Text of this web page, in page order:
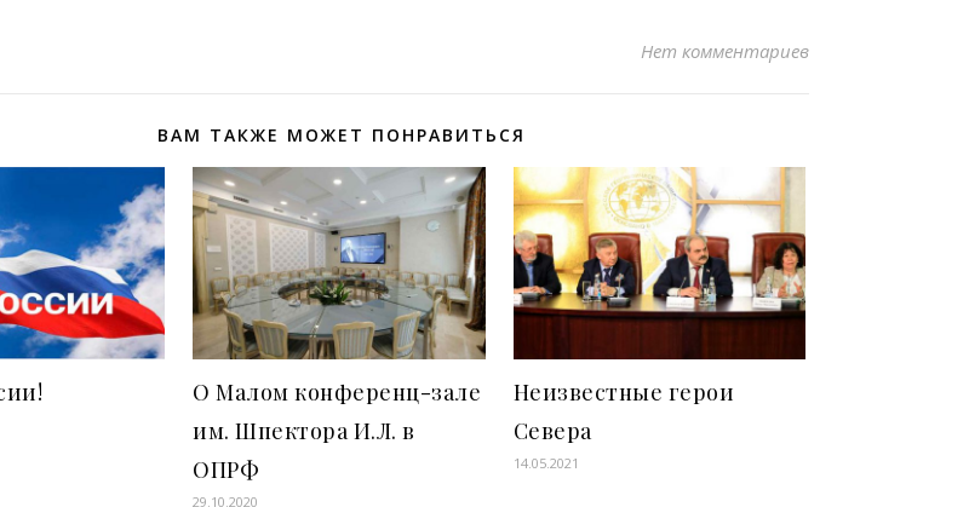
Нет комментариев
ВАМ ТАКЖЕ МОЖЕТ ПОНРАВИТЬСЯ
О Малом конференц-зале
им. Шпектора И.Л. в
ОПРФ
29.10.2020
Неизвестные герои
Севера
14.05.2021